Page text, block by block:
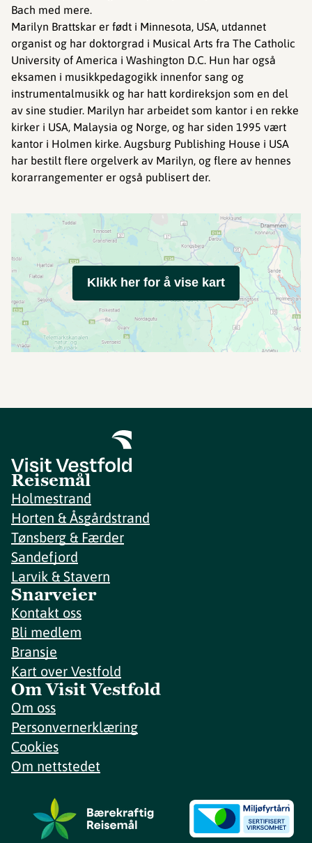
Bach med mere.
Marilyn Brattskar er født i Minnesota, USA, utdannet
organist og har doktorgrad i Musical Arts fra The Catholic
University of America i Washington D.C. Hun har også
eksamen i musikkpedagogikk innenfor sang og
instrumentalmusikk og har hatt kordireksjon som en del
av sine studier. Marilyn har arbeidet som kantor i en rekke
kirker i USA, Malaysia og Norge, og har siden 1995 vært
kantor i Holmen kirke. Augsburg Publishing House i USA
har bestilt flere orgelverk av Marilyn, og flere av hennes
korarrangementer er også publisert der.
Klikk her for å vise kart
Reisemål
Holmestrand
Horten & Åsgårdstrand
Tønsberg & Færder
Sandefjord
Larvik & Stavern
Snarveier
Kontakt oss
Bli medlem
Bransje
Kart over Vestfold
Om Visit Vestfold
Om oss
Personvernerklæring
Cookies
Om nettstedet